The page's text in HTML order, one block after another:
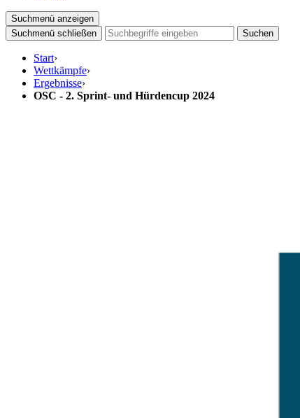
Suchmenü anzeigen
Suchmenü schließen
Suchen
Start›
Wettkämpfe›
Ergebnisse›
OSC - 2. Sprint- und Hürdencup 2024